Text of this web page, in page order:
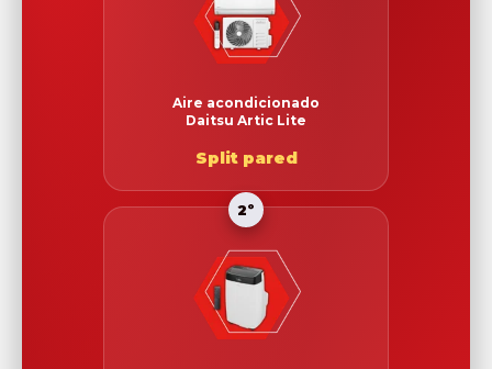
Aire acondicionado
Daitsu Artic Lite
Split pared
2º